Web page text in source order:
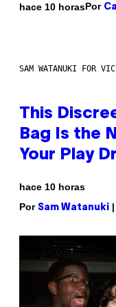
hace 10 horasPor
SAM WATANUKI FOR
This
Bag Is the
Your Play
hace 10 horas
Por Sam Watanuki